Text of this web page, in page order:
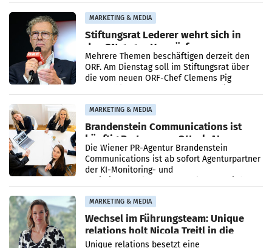
verdoppelte (+102
MARKETING & MEDIA
Stiftungsrat Lederer wehrt sich in
den SN gegen Vorwürfe
Mehrere Themen beschäftigen derzeit den
ORF. Am Dienstag soll im Stiftungsrat über
die vom neuen ORF-Chef Clemens Pig
MARKETING & MEDIA
Brandenstein Communications ist
künftig Partner von OtterlyAI
Die Wiener PR-Agentur Brandenstein
Communications ist ab sofort Agenturpartner
der KI-Monitoring- und
MARKETING & MEDIA
Wechsel im Führungsteam: Unique
relations holt Nicola Treitl in die
Geschäftsleitung
Unique relations besetzt eine